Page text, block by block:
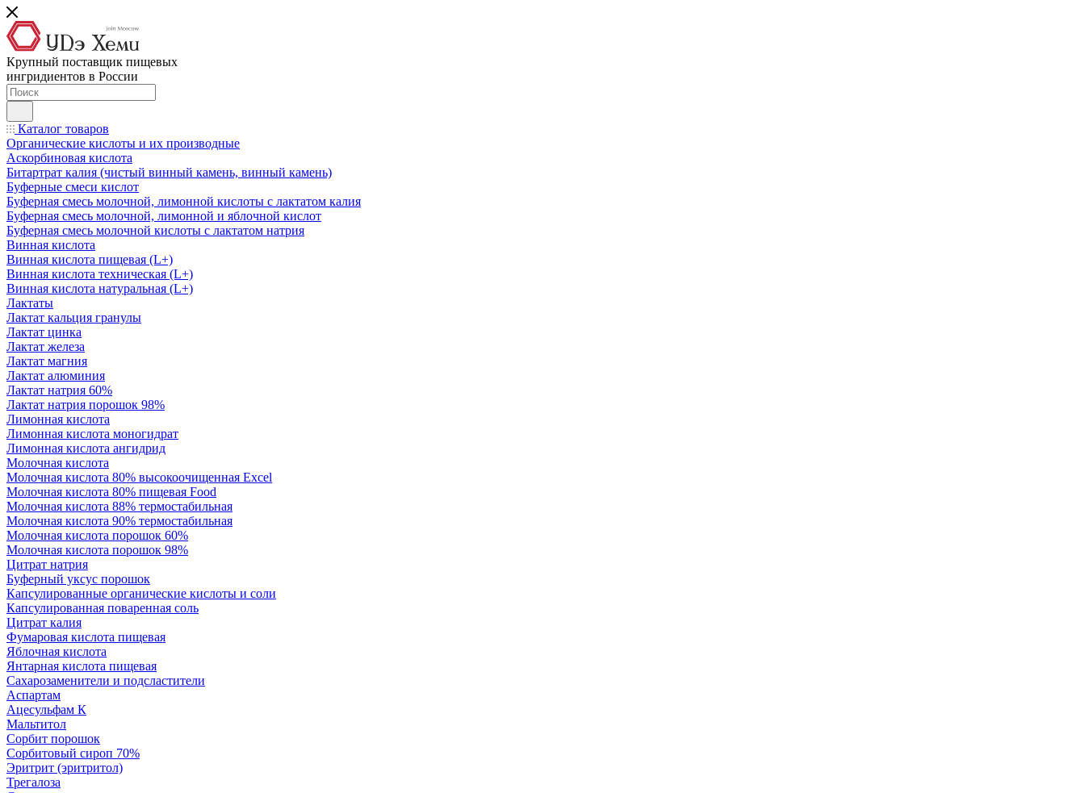
Крупный поставщик пищевых
ингридиентов в России
Каталог товаров
Органические кислоты и их производные
Аскорбиновая кислота
Битартрат калия (чистый винный камень, винный камень)
Буферные смеси кислот
Буферная смесь молочной, лимонной кислоты с лактатом калия
Буферная смесь молочной, лимонной и яблочной кислот
Буферная смесь молочной кислоты с лактатом натрия
Винная кислота
Винная кислота пищевая (L+)
Винная кислота техническая (L+)
Винная кислота натуральная (L+)
Лактаты
Лактат кальция гранулы
Лактат цинка
Лактат железа
Лактат магния
Лактат алюминия
Лактат натрия 60%
Лактат натрия порошок 98%
Лимонная кислота
Лимонная кислота моногидрат
Лимонная кислота ангидрид
Молочная кислота
Молочная кислота 80% высокоочищенная Excel
Молочная кислота 80% пищевая Food
Молочная кислота 88% термостабильная
Молочная кислота 90% термостабильная
Молочная кислота порошок 60%
Молочная кислота порошок 98%
Цитрат натрия
Буферный уксус порошок
Капсулированные органические кислоты и соли
Капсулированная поваренная соль
Цитрат калия
Фумаровая кислота пищевая
Яблочная кислота
Янтарная кислота пищевая
Сахарозаменители и подсластители
Аспартам
Ацесульфам К
Мальтитол
Сорбит порошок
Сорбитовый сироп 70%
Эритрит (эритритол)
Трегалоза